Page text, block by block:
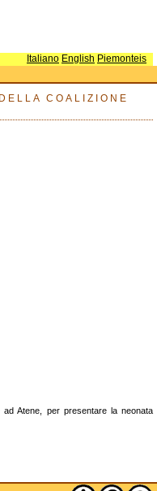
Italiano English Piemonteis
COALIZIONE
Atene, per presentare la neonata